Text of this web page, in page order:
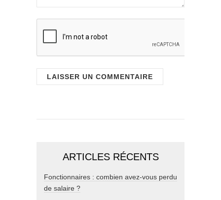
ARTICLES RÉCENTS
Fonctionnaires : combien avez-vous perdu
de salaire ?